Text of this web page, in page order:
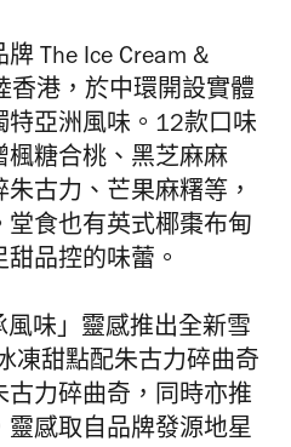
The Ice Cream &
香港，於中環開設實體
特亞洲風味 。 12款口味
楓糖合桃、黑芝麻麻
朱古力、芒果麻糬等，
堂食也有英式椰棗布甸
甜品控的味蕾。
風味」靈感推出全新雪
凍甜點配朱古力碎曲奇
古力碎曲奇，同時亦推
靈感取自品牌發源地星